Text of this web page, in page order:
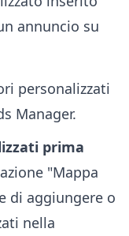
prima
"Mappa
di aggiungere o
nella